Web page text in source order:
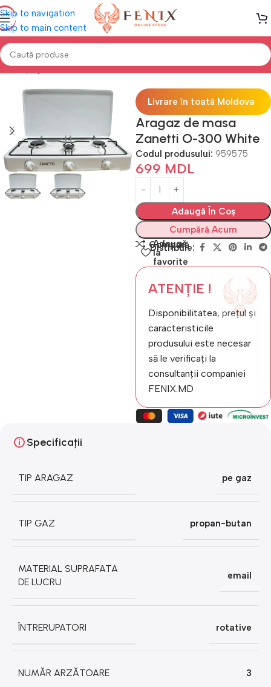
Skip to navigation
Skip to main content
Prima pagină Electrocasnice Bucătărie Plite
Livrare în toată Moldova
Aragaz de masa
Zanetti O-300 White
Codul produsului: 959575
699 MDL
Adaugă În Coș
Cumpără Acum
Compară
Adaugă
la
favorite
Distribuie:
ATENȚIE !
Disponibilitatea, prețul și
caracteristicile
produsului este necesar
să le verificați la
consultanții companiei
FENIX.MD
Specificații
TIP ARAGAZ pe gaz
TIP GAZ propan-butan
MATERIAL SUPRAFATA
DE LUCRU
email
ÎNTRERUPATORI rotative
NUMĂR ARZĂTOARE 3